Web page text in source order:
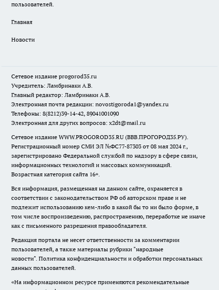
пользователей.
Главная
Новости
Сетевое издание progorod35.ru
Учредитель: Ламбринаки А.В.
Главный редактор: Ламбринаки А.В.
Электронная почта редакции: novostigoroda1@yandex.ru
Телефоны: 8(8212)39-14-42, 89041001090
Электронная для других вопросов: x2dt@mail.ru
Сетевое издание WWW.PROGOROD35.RU (ВВВ.ПРОГОРОД35.РУ).
Регистрационный номер СМИ ЭЛ №ФС77-87303 от 08 мая 2024 г.,
зарегистрировано Федеральной службой по надзору в сфере связи,
информационных технологий и массовых коммуникаций.
Возрастная категория сайта 16+.
Вся информация, размещенная на данном сайте, охраняется в
соответствии с законодательством РФ об авторском праве и не
подлежит использованию кем-либо в какой бы то ни было форме, в
том числе воспроизведению, распространению, переработке не иначе
как с письменного разрешения правообладателя.
Редакция портала не несет ответственности за комментарии
пользователей, а также материалы рубрики "народные
новости". Политика конфиденциальности и обработки персональных
данных пользователей.
«На информационном ресурсе применяются рекомендательные